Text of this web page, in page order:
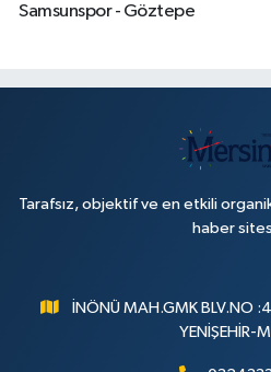
Samsunspor - Göztepe
Tarafsız, objektif ve en etkili
haber
İNÖNÜ MAH.GMK BLV.NO
YENİŞEHİR-